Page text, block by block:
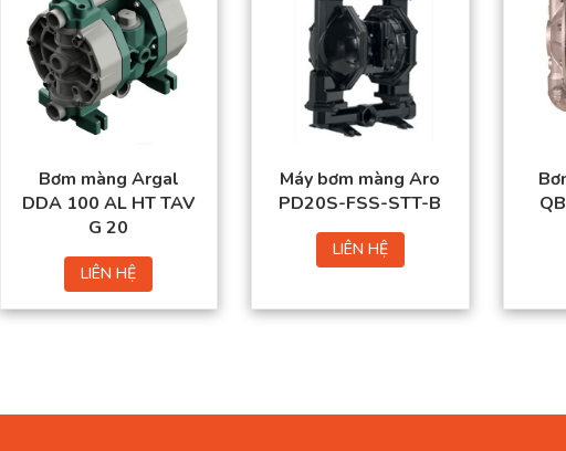
Bơm màng Argal
DDA 100 AL HT TAV
G 20
LIÊN HỆ
Máy bơm màng Aro
PD20S-FSS-STT-B
LIÊN HỆ